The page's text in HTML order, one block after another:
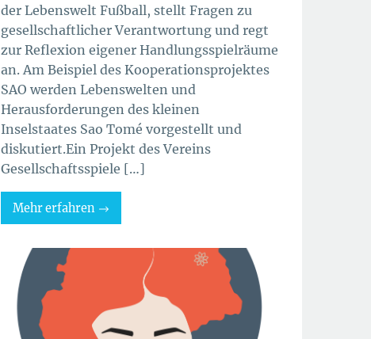
der Lebenswelt Fußball, stellt Fragen zu
gesellschaftlicher Verantwortung und regt
zur Reflexion eigener Handlungsspielräume
an. Am Beispiel des Kooperationsprojektes
SAO werden Lebenswelten und
Herausforderungen des kleinen
Inselstaates Sao Tomé vorgestellt und
diskutiert.Ein Projekt des Vereins
Gesellschaftsspiele […]
Mehr erfahren